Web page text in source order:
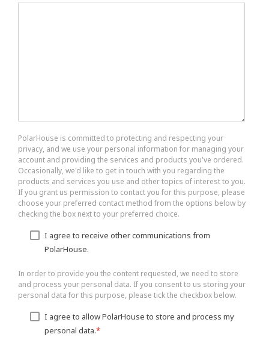
PolarHouse is committed to protecting and respecting your
privacy, and we use your personal information for managing your
account and providing the services and products you've ordered.
Occasionally, we'd like to get in touch with you regarding the
products and services you use and other topics of interest to you.
If you grant us permission to contact you for this purpose, please
choose your preferred contact method from the options below by
checking the box next to your preferred choice.
I agree to receive other communications from
PolarHouse.
In order to provide you the content requested, we need to store
and process your personal data. If you consent to us storing your
personal data for this purpose, please tick the checkbox below.
I agree to allow PolarHouse to store and process my
personal data.*